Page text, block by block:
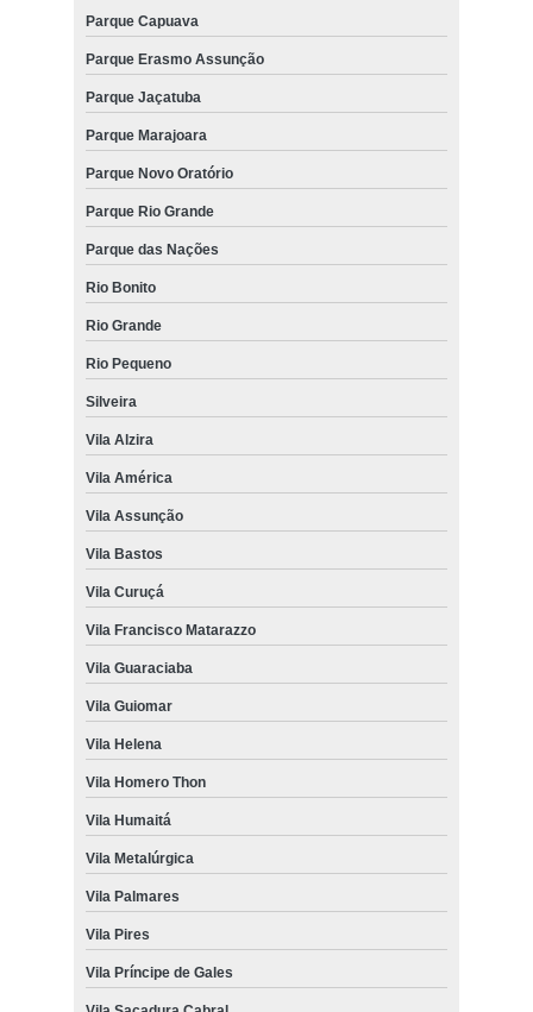
Parque Capuava
Parque Erasmo Assunção
Parque Jaçatuba
Parque Marajoara
Parque Novo Oratório
Parque Rio Grande
Parque das Nações
Rio Bonito
Rio Grande
Rio Pequeno
Silveira
Vila Alzira
Vila América
Vila Assunção
Vila Bastos
Vila Curuçá
Vila Francisco Matarazzo
Vila Guaraciaba
Vila Guiomar
Vila Helena
Vila Homero Thon
Vila Humaitá
Vila Metalúrgica
Vila Palmares
Vila Pires
Vila Príncipe de Gales